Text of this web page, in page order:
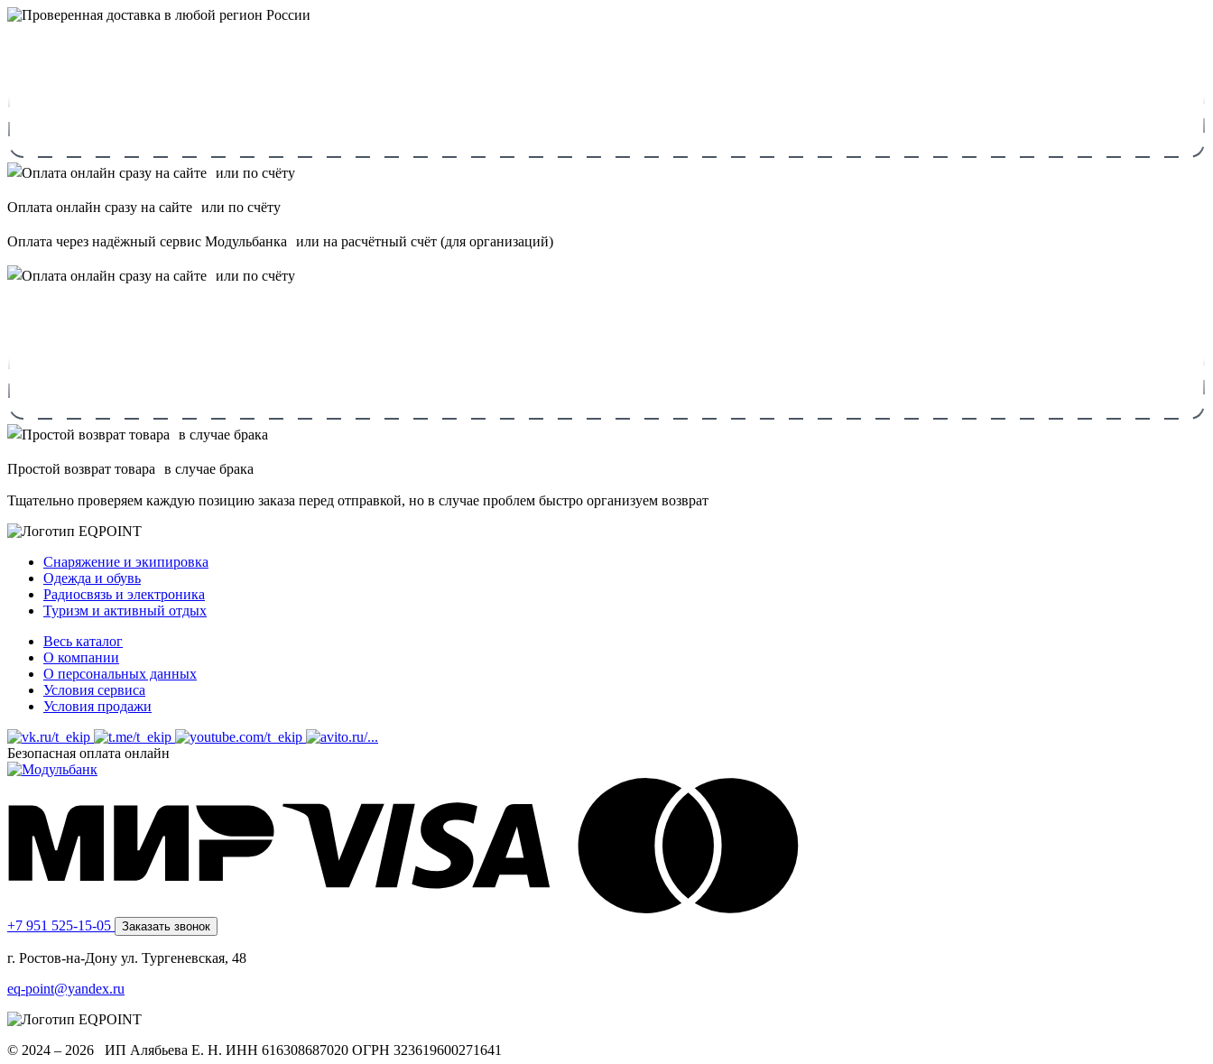
Оплата онлайн сразу на сайте или по счёту
Оплата через надёжный сервис Модульбанка или на расчётный счёт (для организаций)
Простой возврат товара в случае брака
Тщательно проверяем каждую позицию заказа перед отправкой, но в случае проблем быстро организуем возврат
Снаряжение и экипировка
Одежда и обувь
Радиосвязь и электроника
Туризм и активный отдых
Весь каталог
О компании
О персональных данных
Условия сервиса
Условия продажи
Безопасная оплата онлайн
+7 951 525-15-05 Заказать звонок
г. Ростов-на-Дону ул. Тургеневская, 48
eq-point@yandex.ru
© 2024 – 2026 ИП Алябьева Е. Н. ИНН 616308687020 ОГРН 323619600271641